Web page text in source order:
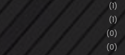
(1)
(1)
(0)
(0)